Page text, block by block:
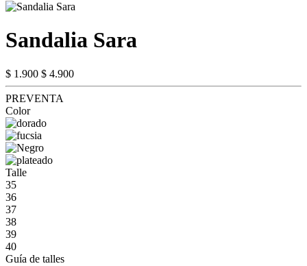
Sandalia Sara
$ 1.900 $ 4.900
PREVENTA
Color
Talle
35
36
37
38
39
40
Guía de talles